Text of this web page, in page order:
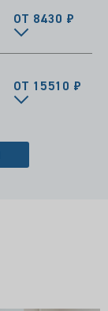
ОТ 8430 ₽
ОТ 15510 ₽